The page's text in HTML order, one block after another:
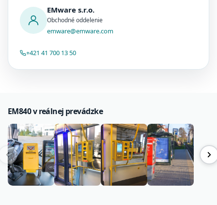
EMware s.r.o.
Obchodné oddelenie
emware@emware.com
+421 41 700 13 50
EM840 v reálnej prevádzke